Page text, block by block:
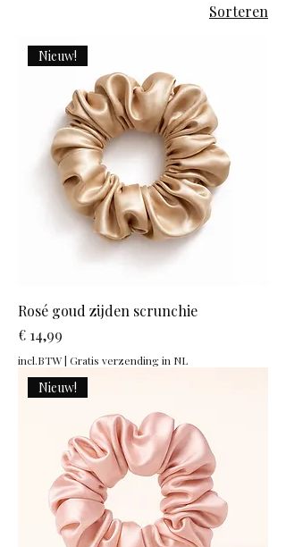
Sorteren
Nieuw!
Rosé goud zijden scrunchie
Prijs
€ 14,99
incl.BTW| Gratis verzending in NL
Nieuw!